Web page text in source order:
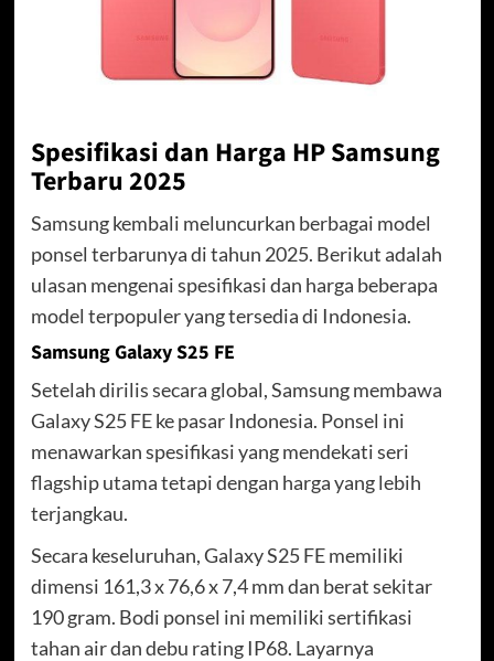
Spesifikasi dan Harga HP Samsung
Terbaru 2025
Samsung kembali meluncurkan berbagai model
ponsel terbarunya di tahun 2025. Berikut adalah
ulasan mengenai spesifikasi dan harga beberapa
model terpopuler yang tersedia di Indonesia.
Samsung Galaxy S25 FE
Setelah dirilis secara global, Samsung membawa
Galaxy S25 FE ke pasar Indonesia. Ponsel ini
menawarkan spesifikasi yang mendekati seri
flagship utama tetapi dengan harga yang lebih
terjangkau.
Secara keseluruhan, Galaxy S25 FE memiliki
dimensi 161,3 x 76,6 x 7,4 mm dan berat sekitar
190 gram. Bodi ponsel ini memiliki sertifikasi
tahan air dan debu rating IP68. Layarnya